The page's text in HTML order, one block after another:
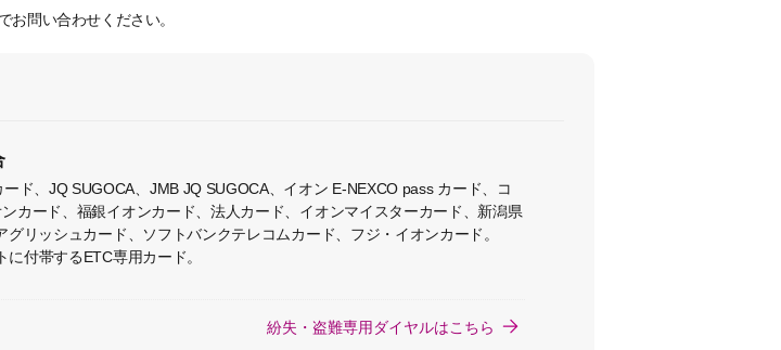
問い合わせください。
ド、JQ SUGOCA、JMB JQ SUGOCA、イオン E-NEXCO pass カード、コ
カード、福銀イオンカード、法人カード、イオンマイスターカード、新潟県
リッシュカード、ソフトバンクテレコムカード、フジ・イオンカード。
付帯するETC専用カード。
紛失・盗難専用ダイヤルはこちら